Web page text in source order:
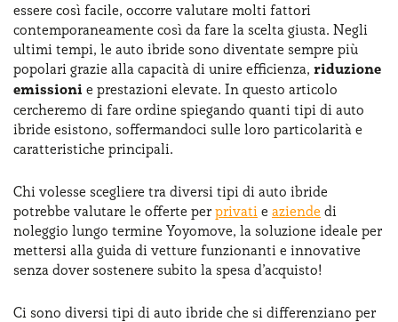
SCEGLI UN PAESE
Serve assistenza? 800595799
essere così facile, occorre valutare molti fattori
contemporaneamente così da fare la scelta giusta. Negli
ultimi tempi, le auto ibride sono diventate sempre più
popolari grazie alla capacità di unire efficienza, riduzione
emissioni e prestazioni elevate. In questo articolo
cercheremo di fare ordine spiegando quanti tipi di auto
ibride esistono, soffermandoci sulle loro particolarità e
caratteristiche principali.
Chi volesse scegliere tra diversi tipi di auto ibride
potrebbe valutare le offerte per privati e aziende di
noleggio lungo termine Yoyomove, la soluzione ideale per
mettersi alla guida di vetture funzionanti e innovative
senza dover sostenere subito la spesa d’acquisto!
Ci sono diversi tipi di auto ibride che si differenziano per